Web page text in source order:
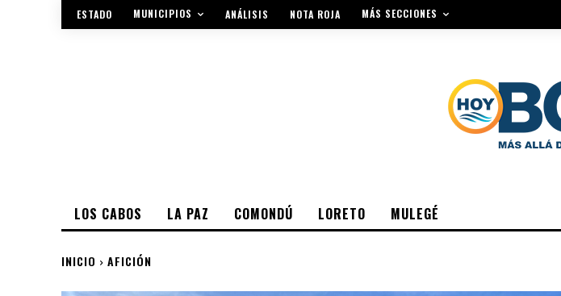
ESTADO MUNICIPIOS ANÁLISIS NOTA ROJA MÁS SECCIONES
LOS CABOS LA PAZ COMONDÚ LORETO MULEGÉ
INICIO AFICIÓN